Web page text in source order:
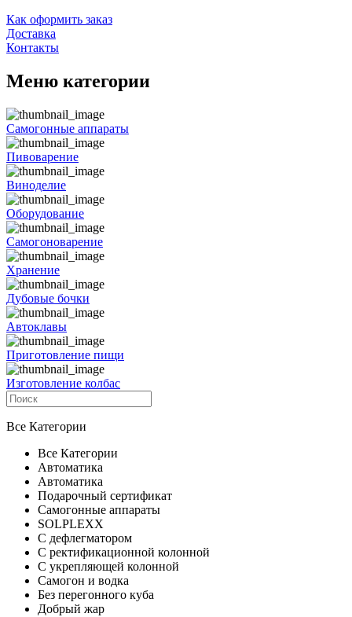
Как оформить заказ
Доставка
Контакты
Меню категории
Самогонные аппараты
Пивоварение
Виноделие
Оборудование
Самогоноварение
Хранение
Дубовые бочки
Автоклавы
Приготовление пищи
Изготовление колбас
Все Категории
Все Категории
Автоматика
Автоматика
Подарочный сертификат
Самогонные аппараты
SOLPLEXX
С дефлегматором
С ректификационной колонной
С укрепляющей колонной
Самогон и водка
Без перегонного куба
Добрый жар